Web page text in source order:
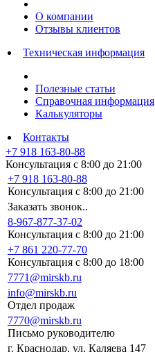
О компании
Отзывы клиентов
Техническая информация
Полезные статьи
Справочная информация
Калькуляторы
Контакты
+7 918 163-80-88
Консультация с 8:00 до 21:00
+7 918 163-80-88
Консультация с 8:00 до 21:00
Заказать звонок..
8-967-877-37-02
Консультация с 8:00 до 21:00
+7 861 220-77-70
Консультация с 8:00 до 18:00
7771@mirskb.ru
info@mirskb.ru
Отдел продаж
7770@mirskb.ru
Письмо руководителю
г. Краснодар, ул. Каляева 147